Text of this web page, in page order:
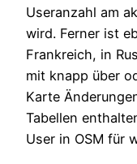
Useranzahl am
wird. Ferner ist
Frankreich, in
mit knapp über
Karte
Tabellen
User in OSM für